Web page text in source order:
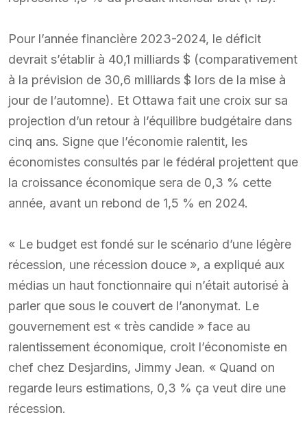
Pour l’année financière 2023-2024, le déficit
devrait s’établir à 40,1 milliards $ (comparativement
à la prévision de 30,6 milliards $ lors de la mise à
jour de l’automne). Et Ottawa fait une croix sur sa
projection d’un retour à l’équilibre budgétaire dans
cinq ans. Signe que l’économie ralentit, les
économistes consultés par le fédéral projettent que
la croissance économique sera de 0,3 % cette
année, avant un rebond de 1,5 % en 2024.
« Le budget est fondé sur le scénario d’une légère
récession, une récession douce », a expliqué aux
médias un haut fonctionnaire qui n’était autorisé à
parler que sous le couvert de l’anonymat. Le
gouvernement est « très candide » face au
ralentissement économique, croit l’économiste en
chef chez Desjardins, Jimmy Jean. « Quand on
regarde leurs estimations, 0,3 % ça veut dire une
récession.